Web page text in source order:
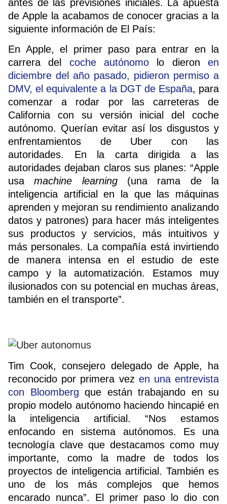
antes de las previsiones iniciales. La apuesta
de Apple la acabamos de conocer gracias a la
siguiente información de El País:
En Apple, el primer paso para entrar en la
carrera del coche autónomo lo dieronen
diciembre del año pasado, pidieron permiso a
DMV, el equivalente a la DGT de España, para
comenzar a rodar por las carreteras de
California con su versión inicial del coche
autónomo. Querían evitar así los disgustos y
enfrentamientos de Uber con las
autoridades. En la carta dirigida a las
autoridades dejaban claros sus planes: “Apple
usamachine learning(una rama de la
inteligencia artificial en la que las máquinas
aprenden y mejoran su rendimiento analizando
datos y patrones) para hacer más inteligentes
sus productos y servicios, más intuitivos y
más personales. La compañía está invirtiendo
de manera intensa en el estudio de este
campo y la automatización. Estamos muy
ilusionados con su potencial en muchas áreas,
también en el transporte”.
Tim Cook, consejero delegado de Apple, ha
reconocido por primera vez en una entrevista
con Bloomberg que están trabajando en su
propio modelo autónomo haciendo hincapié en
la inteligencia artificial. “Nos estamos
enfocando en sistema autónomos. Es una
tecnología clave que destacamos como muy
importante, como la madre de todos los
proyectos de inteligencia artificial. También es
uno de los más complejos que hemos
encarado nunca”. El primer paso lo dio con